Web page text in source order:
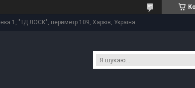
1, "ТД ЛОСК", периметр 109, Харків, Україна